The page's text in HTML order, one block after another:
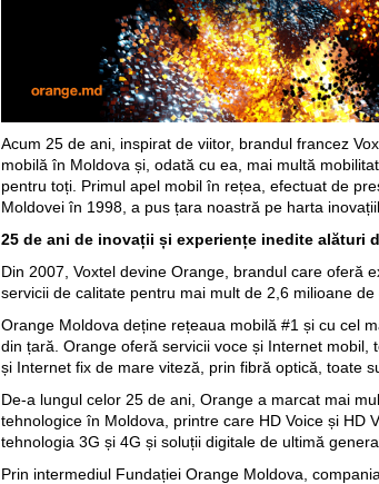
Acum 25 de ani, inspirat de viitor, brandul francez
mobilă în Moldova și, odată cu ea, mai multă
pentru toți. Primul apel mobil în rețea, efectuat de
Moldovei în 1998, a pus țara noastră pe harta
25 de ani de inovații și experiențe inedite alături
Din 2007, Voxtel devine Orange, brandul care oferă
servicii de calitate pentru mai mult de 2,6 milioane de
Orange Moldova deține rețeaua mobilă #1 și cu cel
din țară. Orange oferă servicii voce și Internet mobil,
și Internet fix de mare viteză, prin fibră optică, toate
De-a lungul celor 25 de ani, Orange a marcat mai
tehnologice în Moldova, printre care HD Voice și HD
tehnologia 3G și 4G și soluții digitale de ultimă
Prin intermediul Fundației Orange Moldova,